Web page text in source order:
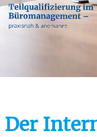
Der